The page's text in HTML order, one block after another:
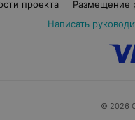
проекта Размещение
Написать
© 2026